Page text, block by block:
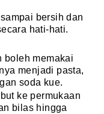
bersih dan
hati-hati.
boleh memakai
menjadi pasta,
soda kue.
ke permukaan
bilas hingga